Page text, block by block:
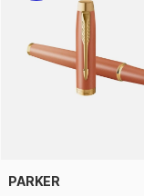
PARKER